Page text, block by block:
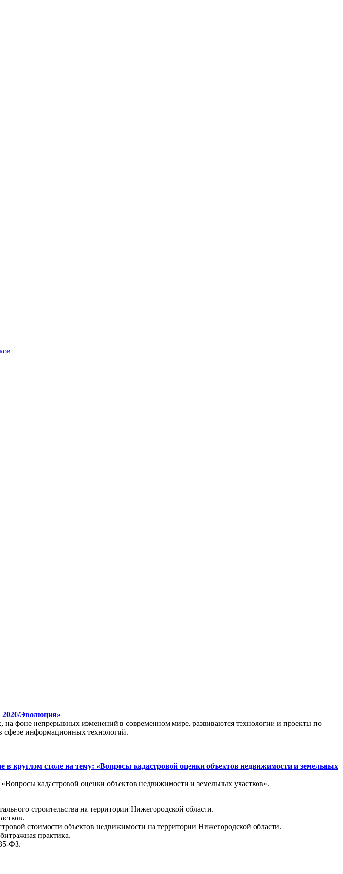
Эволюция»
фоне непрерывных изменений в современном мире, развиваются технологии и проекты по
сфере информационных технологий.
круглом столе на тему: «Вопросы кадастровой оценки объектов недвижимости и земельных
кадастровой оценки объектов недвижимости и земельных участков».
строительства на территории Нижегородской области.
стоимости объектов недвижимости на территории Нижегородской области.
практика.
ФЗ.